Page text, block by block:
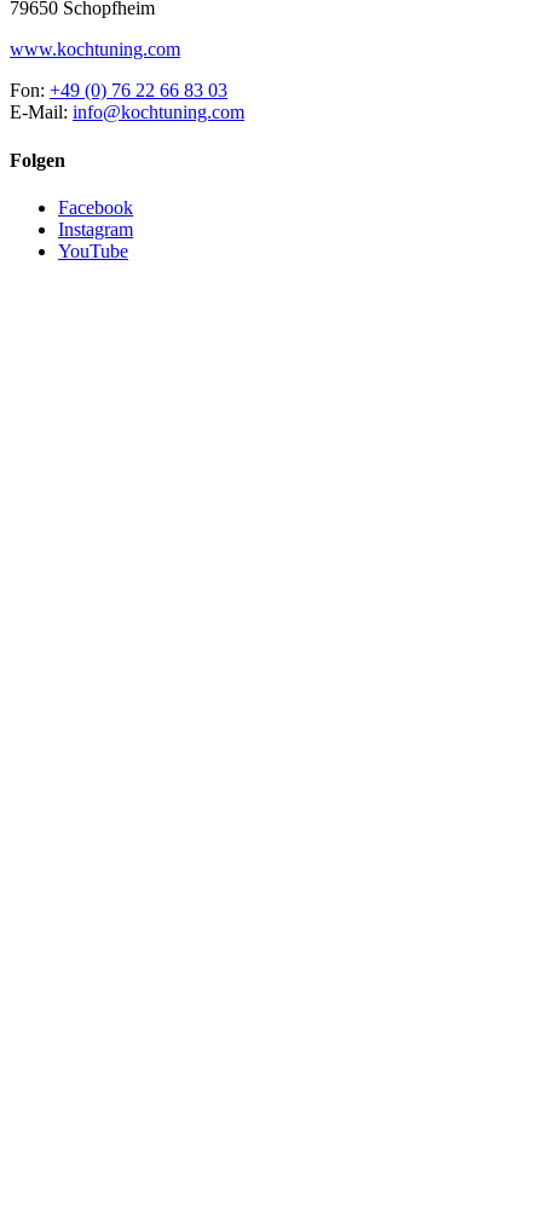
79650 Schopfheim
www.kochtuning.com
Fon: +49 (0) 76 22 66 83 03
E-Mail: info@kochtuning.com
Folgen
Facebook
Instagram
YouTube